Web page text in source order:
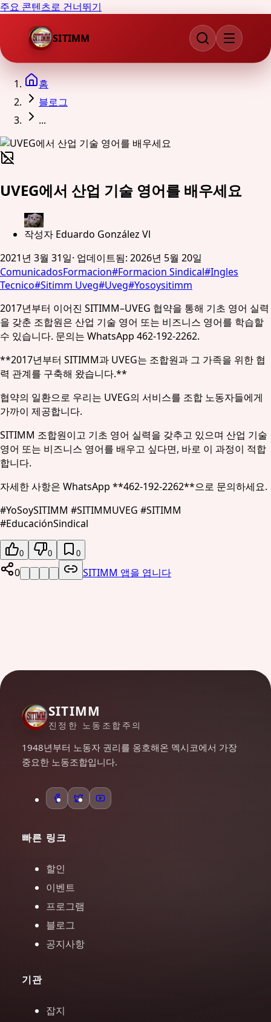
주요 콘텐츠로 건너뛰기
SITIMM
홈
블로그
...
UVEG에서 산업 기술 영어를 배우세요
작성자 Eduardo González Vl
2021년 3월 31일· 업데이트됨: 2026년 5월 20일
ComunicadosFormacion#Formacion Sindical#Ingles
Tecnico#Sitimm Uveg#Uveg#Yosoysitimm
2017년부터 이어진 SITIMM–UVEG 협약을 통해 기초 영어 실력
을 갖춘 조합원은 산업 기술 영어 또는 비즈니스 영어를 학습할
수 있습니다. 문의는 WhatsApp 462-192-2262.
**2017년부터 SITIMM과 UVEG는 조합원과 그 가족을 위한 협
력 관계를 구축해 왔습니다.**
협약의 일환으로 우리는 UVEG의 서비스를 조합 노동자들에게
가까이 제공합니다.
SITIMM 조합원이고 기초 영어 실력을 갖추고 있으며 산업 기술
영어 또는 비즈니스 영어를 배우고 싶다면, 바로 이 과정이 적합
합니다.
자세한 사항은 WhatsApp **462-192-2262**으로 문의하세요.
#YoSoySITIMM #SITIMMUVEG #SITIMM
#EducaciónSindical
0 0 0
0 SITIMM 앱을 ​​엽니다
SITIMM
진정한 노동조합주의
1948년부터 노동자 권리를 옹호해온 멕시코에서 가장
중요한 노동조합입니다.
빠른 링크
할인
이벤트
프로그램
블로그
공지사항
기관
잡지